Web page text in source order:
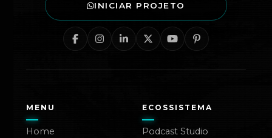
INICIAR PROJETO
MENU
Home
ECOSSISTEMA
Podcast Studio